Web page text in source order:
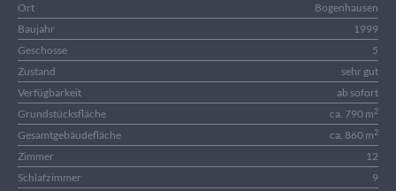
Ort
Bogenhausen
Baujahr
1999
Geschosse
5
Zustand
sehr gut
Verfügbarkeit
ab sofort
Grundstücksfläche
ca. 790 m2
Gesamtgebäudefläche ca. 860 m2
Zimmer
12
Schlafzimmer
9